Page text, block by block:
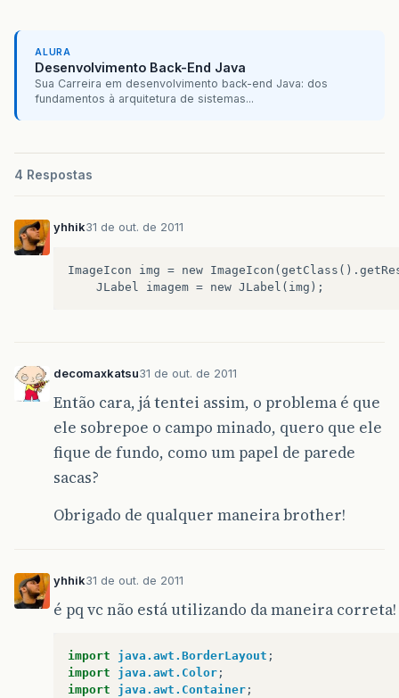
ALURA
Desenvolvimento Back-End Java
Sua Carreira em desenvolvimento back-end Java: dos
fundamentos à arquitetura de sistemas...
4 Respostas
yhhik31 de out. de 2011
ImageIcon img = new
decomaxkatsu31 de out. de 2011
Então cara, já tentei assim, o problema é que
ele sobrepoe o campo minado, quero que ele
fique de fundo, como um papel de parede
sacas?
Obrigado de qualquer maneira brother!
yhhik31 de out. de 2011
é pq vc não está utilizando da maneira
import java.awt.BorderLayout ;
import
java.awt.Color ;
import
java.awt.Container ;